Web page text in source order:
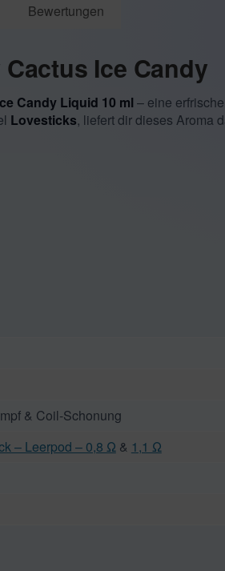
Bewertungen
Ice Candy
Candy Liquid 10 ml – eine
Lovesticks, liefert dir dieses Aroma
& Coil-Schonung
– Leerpod – 0,8 Ω& 1,1 Ω